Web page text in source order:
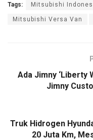
Tags: Mitsubishi
Mitsubishi Versa Van
Ada Jimny ‘Liberty
Jimny
Truk Hidrogen
20 Juta Km,